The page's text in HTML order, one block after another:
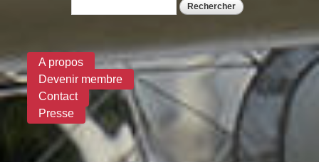
Formulaire de recherche
A propos
Devenir membre
Contact
Presse